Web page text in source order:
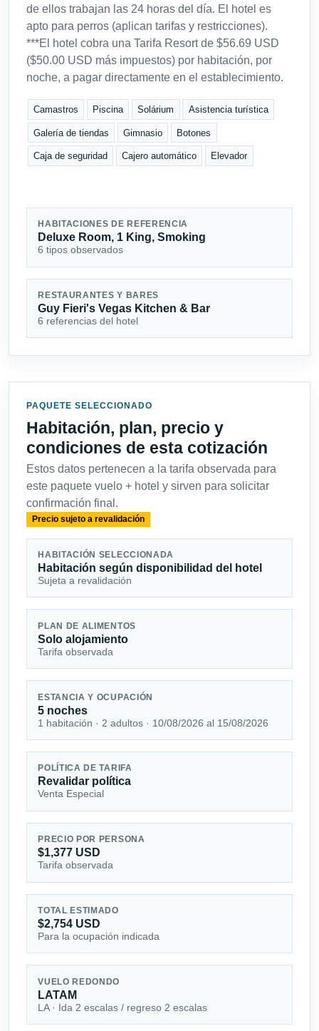
de ellos trabajan las 24 horas del día. El hotel es
apto para perros (aplican tarifas y restricciones).
***El hotel cobra una Tarifa Resort de $56.69 USD
($50.00 USD más impuestos) por habitación, por
noche, a pagar directamente en el establecimiento.
Camastros Piscina Solárium Asistencia turística
Galería de tiendas Gimnasio Botones
Caja de seguridad Cajero automático Elevador
HABITACIONES DE REFERENCIA
Deluxe Room, 1 King, Smoking
6 tipos observados
RESTAURANTES Y BARES
Guy Fieri's Vegas Kitchen & Bar
6 referencias del hotel
PAQUETE SELECCIONADO
Habitación, plan, precio y
condiciones de esta cotización
Estos datos pertenecen a la tarifa observada para
este paquete vuelo + hotel y sirven para solicitar
confirmación final.
Precio sujeto a revalidación
HABITACIÓN SELECCIONADA
Habitación según disponibilidad del hotel
Sujeta a revalidación
PLAN DE ALIMENTOS
Solo alojamiento
Tarifa observada
ESTANCIA Y OCUPACIÓN
5 noches
1 habitación · 2 adultos · 10/08/2026 al 15/08/2026
POLÍTICA DE TARIFA
Revalidar política
Venta Especial
PRECIO POR PERSONA
$1,377 USD
Tarifa observada
TOTAL ESTIMADO
$2,754 USD
Para la ocupación indicada
VUELO REDONDO
LATAM
LA · Ida 2 escalas / regreso 2 escalas